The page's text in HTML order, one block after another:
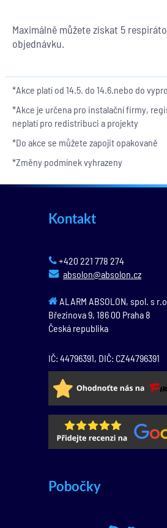
Maximálně můžete získat 5
objednávku.
*Akce platí od 14.5. do 14.6.nebo do
*Akce je určena pro instalační firmy,
neplatí pro redistribuci a projekty
*Do akce se můžete zapojit opakovaně
*Změny podmínek vyhrazeny
Kontakt
+420 221 778 274
absolon@absolon.cz
ALARM ABSOLON, spol. s r.o.
Březinova 9, 186 00 Praha 8
Česká republika
IČ: 44796391, DIČ: CZ44796391
Pobočky